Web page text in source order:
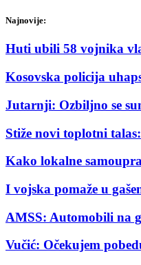
Najnovije:
Huti ubili 58 vojnika
Kosovska policija
Jutarnji: Ozbiljno se
Stiže novi toplotni
Kako lokalne
I vojska pomaže u
AMSS: Automobili na
Vučić: Očekujem